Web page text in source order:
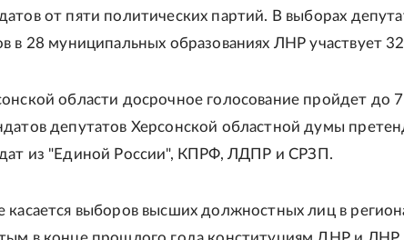
от пяти политических партий. В выборах
в 28 муниципальных образованиях ЛНР участвует
области досрочное голосование пройдет до
депутатов Херсонской областной думы
из "Единой России", КПРФ, ЛДПР и СРЗП.
касается выборов высших должностных лиц в